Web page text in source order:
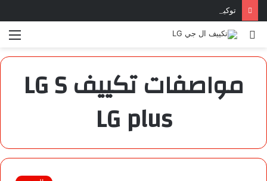
توكيل تكييف ال جي بورسعيد | 01099700408
بحث
مواصفات تكييف LG S
LG plus